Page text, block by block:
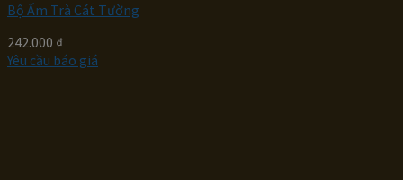
Bộ Ấm Trà Cát Tường
242.000 ₫
Yêu cầu báo giá